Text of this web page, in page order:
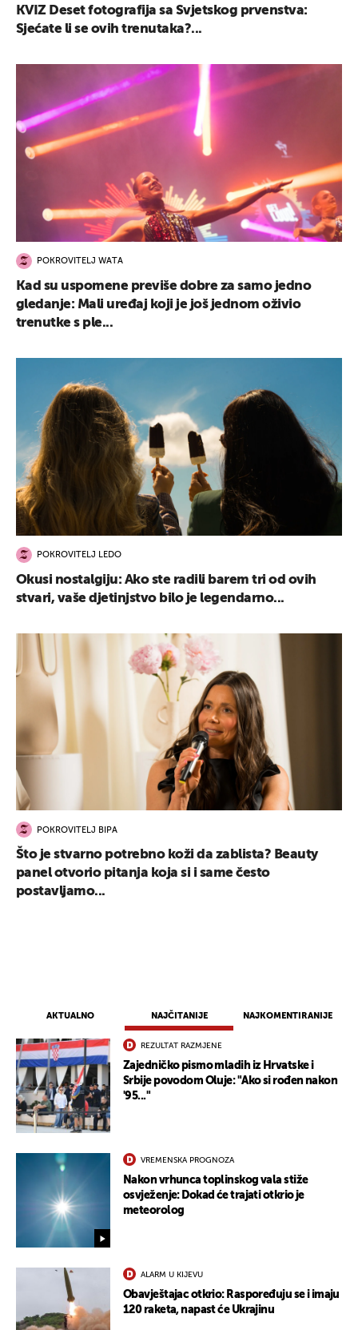
AKTUALNO NAJČITANIJE NAJKOMENTIRANIJE
REZULTAT RAZMJENE
Zajedničko pismo mladih iz Hrvatske i
Srbije povodom Oluje: "Ako si rođen nakon
'95..."
VREMENSKA PROGNOZA
Nakon vrhunca toplinskog vala stiže
osvježenje: Dokad će trajati otkrio je
meteorolog
ALARM U KIJEVU
Obavještajac otkrio: Raspoređuju se i imaju
120 raketa, napast će Ukrajinu
KVIZ Deset fotografija sa Svjetskog prvenstva:
Sjećate li se ovih trenutaka?...
POKROVITELJ WATA
Kad su uspomene previše dobre za samo jedno
gledanje: Mali uređaj koji je još jednom oživio
trenutke s ple...
POKROVITELJ LEDO
Okusi nostalgiju: Ako ste radili barem tri od ovih
stvari, vaše djetinjstvo bilo je legendarno...
POKROVITELJ BIPA
Što je stvarno potrebno koži da zablista? Beauty
panel otvorio pitanja koja si i same često
postavljamo...